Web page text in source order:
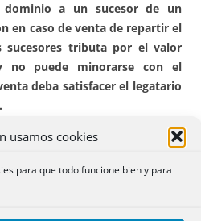
usamos cookies
para que todo funcione bien y para
a un sucesor de un
en caso de venta de repartir el
sucesores tributa por el valor
no puede minorarse con el
deba satisfacer el legatario
consultante pretende otorgar
a favor del consultante,
de una vivienda con la carga